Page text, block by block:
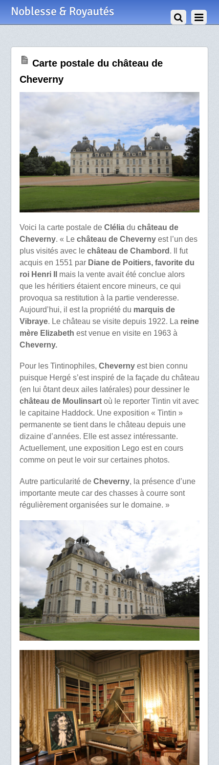
Noblesse & Royautés
Carte postale du château de
Cheverny
Voici la carte postale deCléliadu château de
Cheverny. « Le château de Chevernyest l’un des
plus visités avec le château de Chambord . Il fut
acquis en 1551 par Diane de Poitiers, favorite du
roi Henri II
mais la vente avait été conclue alors
que les héritiers étaient encore mineurs, ce qui
provoqua sa restitution à la partie venderesse.
Aujourd’hui, il est la propriété du marquis de
Vibraye. Le château se visite depuis 1922. La reine
mère Elizabeth est venue en visite en 1963 à
Cheverny.
Pour les Tintinophiles, Chevernyest bien connu
puisque Hergé s’est inspiré de la façade du château
(en lui ôtant deux ailes latérales) pour dessiner le
château de Moulinsartoù le reporter Tintin vit avec
le capitaine Haddock. Une exposition « Tintin »
permanente se tient dans le château depuis une
dizaine d’années. Elle est assez intéressante.
Actuellement, une exposition Lego est en cours
comme on peut le voir sur certaines photos.
Autre particularité de Cheverny, la présence d’une
importante meute car des chasses à courre sont
régulièrement organisées sur le domaine. »